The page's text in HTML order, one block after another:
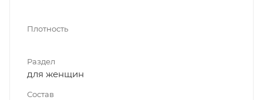
Плотность
Раздел
для женщин
Состав